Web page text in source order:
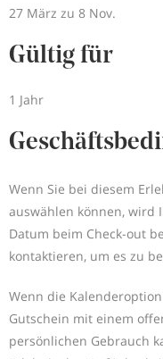
27 März zu 8 Nov.
Gültig für
1 Jahr
Wenn Sie bei diesem
auswählen können, wird
Datum beim Check-out
kontaktieren, um es zu
Wenn die
Gutschein mit einem
persönlichen Gebrauch